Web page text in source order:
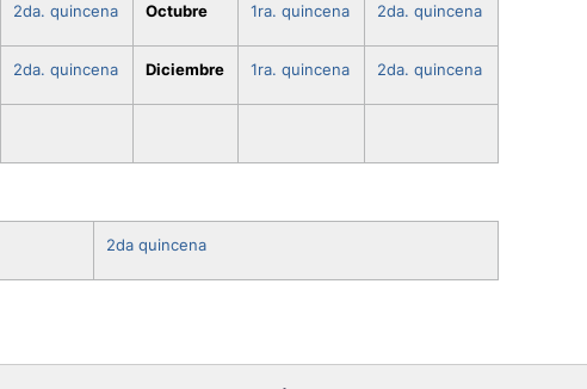
2da. quincena Octubre 1ra. quincena 2da. quincena
2da. quincena Diciembre 1ra. quincena 2da. quincena
2da quincena